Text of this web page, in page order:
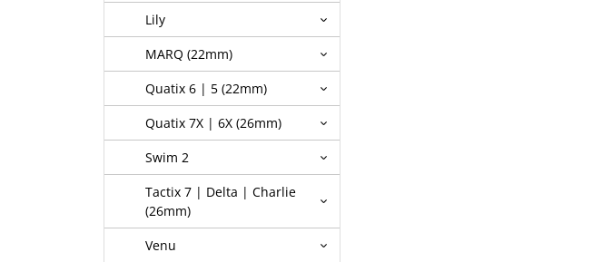
Lily
MARQ (22mm)
Quatix 6 | 5 (22mm)
Quatix 7X | 6X (26mm)
Swim 2
Tactix 7 | Delta | Charlie
(26mm)
Venu